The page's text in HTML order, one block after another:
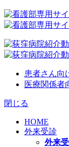
患者さん向
医療関係者
閉じる
HOME
外来受診
外来